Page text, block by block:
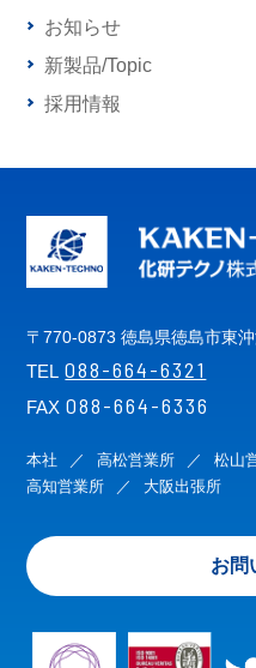
お知らせ
新製品/Topic
採用情報
〒770-0873 徳島県徳島市東
TEL 088-664-6321
FAX 088-664-6336
本社 高松営業所 松山
高知営業所
大阪出張所
お問